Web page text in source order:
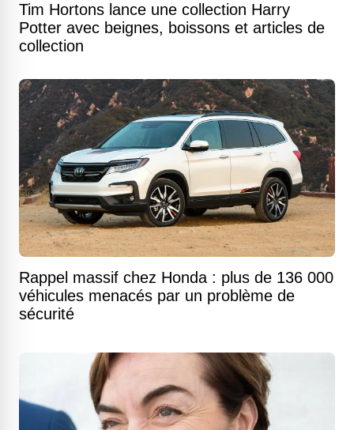
Tim Hortons lance une collection Harry
Potter avec beignes, boissons et articles de
collection
Rappel massif chez Honda : plus de 136 000
véhicules menacés par un problème de
sécurité